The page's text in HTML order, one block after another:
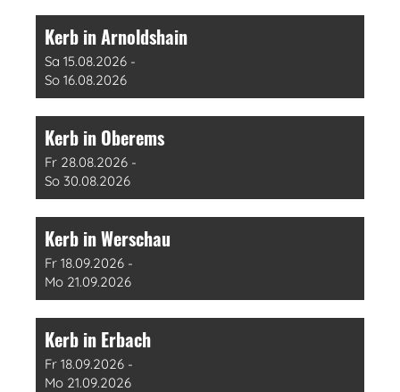
Kerb in Arnoldshain
Sa 15.08.2026 -
So 16.08.2026
Kerb in Oberems
Fr 28.08.2026 -
So 30.08.2026
Kerb in Werschau
Fr 18.09.2026 -
Mo 21.09.2026
Kerb in Erbach
Fr 18.09.2026 -
Mo 21.09.2026